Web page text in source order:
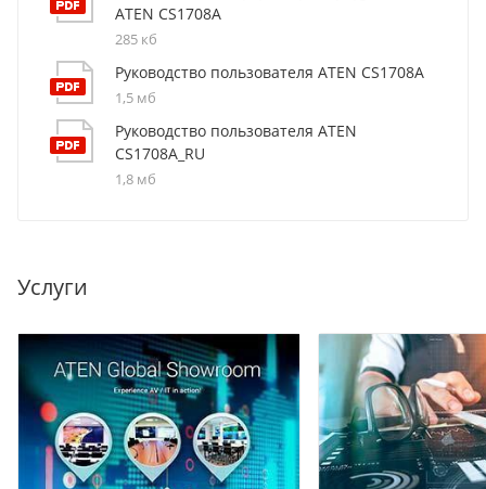
ATEN CS1708A
285 кб
Руководство пользователя ATEN CS1708A
1,5 мб
Руководство пользователя ATEN
CS1708A_RU
1,8 мб
Услуги